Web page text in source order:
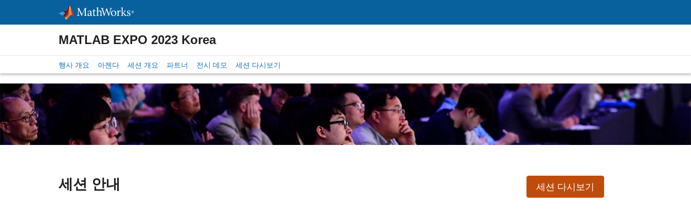
MATLAB EXPO 2023 Korea
행사 개요 아젠다 세션 개요 파트너 전시 데모 세션 다시보기
세션 안내 세션 다시보기